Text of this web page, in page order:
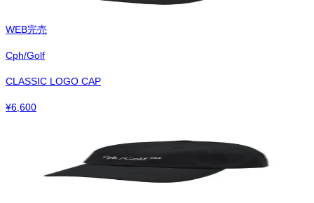
WEB完売
Cph/Golf
CLASSIC LOGO CAP
¥6,600